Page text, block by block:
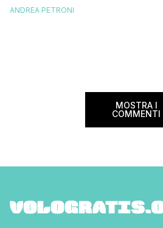
centro durante i caldi pomeriggi o le
ANDREA PETRONI
MOSTRA I
COMMENTI